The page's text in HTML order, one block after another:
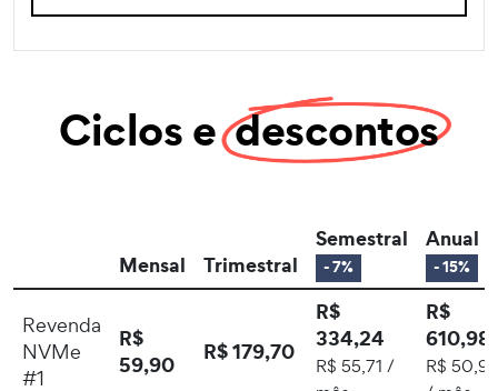
Ciclos edescontos
Mensal Trimestral
Semestral
- 7%
Anual
- 15%
Revenda
NVMe
#1
R$
59,90
R$ 179,70
R$
334,24
R$ 55,71 /
R$
610,98
R$ 50,92